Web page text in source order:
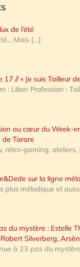
de l’été
Mais […]
17 // « Je suis Tailleur
: Lilian Profession :
au cœur du Week-
Tarare
rétro-gaming, ateliers,
sur la ligne
plus mélodique et
du mystère : Estelle
Silverberg,
à 23 pas du